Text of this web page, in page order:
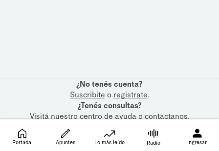
¿No tenés cuenta?
Suscribite o registrate.
¿Tenés consultas?
Visitá nuestrocentro de ayudaocontactanos.
Portada Apuntes Lo más leído Radio Ingresar